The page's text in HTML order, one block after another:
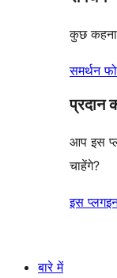
कुछ कहना
समर्थन
प्रदान
आप इस
चाहेंगे?
इस
बारे में